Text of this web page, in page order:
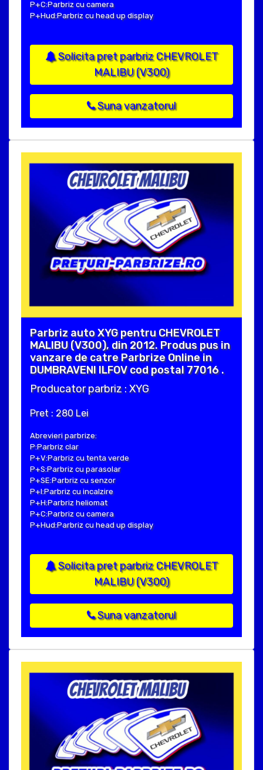
P+C:Parbriz cu camera
P+Hud:Parbriz cu head up display
Solicita pret parbriz CHEVROLET
MALIBU (V300)
Suna vanzatorul
Parbriz auto XYG pentru CHEVROLET
MALIBU (V300), din 2012. Produs pus in
vanzare de catre Parbrize Online in
DUMBRAVENI ILFOV cod postal 77016 .
Producator parbriz : XYG
Pret : 280 Lei
Abrevieri parbrize:
P:Parbriz clar
P+V:Parbriz cu tenta verde
P+S:Parbriz cu parasolar
P+SE:Parbriz cu senzor
P+I:Parbriz cu incalzire
P+H:Parbriz heliomat
P+C:Parbriz cu camera
P+Hud:Parbriz cu head up display
Solicita pret parbriz CHEVROLET
MALIBU (V300)
Suna vanzatorul